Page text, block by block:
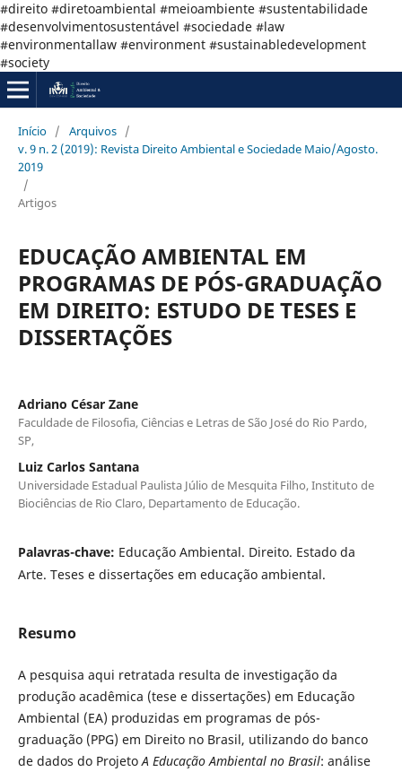
#direito #diretoambiental #meioambiente #sustentabilidade
#desenvolvimentosustentável #sociedade #law
#environmentallaw #environment #sustainabledevelopment
#society
Início / Arquivos /
v. 9 n. 2 (2019): Revista Direito Ambiental e Sociedade Maio/Agosto.
2019
/
Artigos
EDUCAÇÃO AMBIENTAL EM
PROGRAMAS DE PÓS-GRADUAÇÃO
EM DIREITO: ESTUDO DE TESES E
DISSERTAÇÕES
Adriano César Zane
Faculdade de Filosofia, Ciências e Letras de São José do Rio Pardo,
SP,
Luiz Carlos Santana
Universidade Estadual Paulista Júlio de Mesquita Filho, Instituto de
Biociências de Rio Claro, Departamento de Educação.
Palavras-chave: Educação Ambiental. Direito. Estado da
Arte. Teses e dissertações em educação ambiental.
Resumo
A pesquisa aqui retratada resulta de investigação da
produção acadêmica (tese e dissertações) em Educação
Ambiental (EA) produzidas em programas de pós-
graduação (PPG) em Direito no Brasil, utilizando do banco
de dados do ProjetoA Educação Ambiental no Brasil: análise